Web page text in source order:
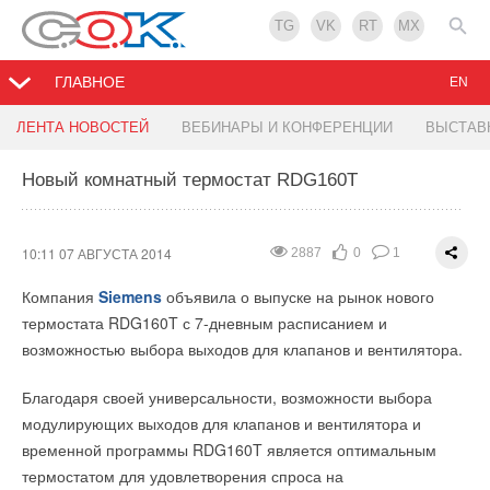
TG VK RT MX
ГЛАВНОЕ
ЛЕНТА НОВОСТЕЙ ВЕБИНАРЫ И КОНФЕРЕНЦИИ
EN
Новый комнатный термостат RDG160T
2887 0 1
10:11 07 АВГУСТА 2014
Компания Siemens объявила о выпуске на рынок нового
термостата RDG160T с 7-дневным расписанием и
возможностью выбора выходов для клапанов и вентилятора.
Благодаря своей универсальности, возможности выбора
модулирующих выходов для клапанов и вентилятора и
временной программы RDG160T является оптимальным
термостатом для удовлетворения спроса на
Расширение ассортимента VALTEC
1951
09:58 07 АВГУСТА 2014
ручным балансировочным клапаном VT.054. Он
отдельных контуров или ветвей (стояков) систем водяного
отопления. Кроме систем отопления, новинка может
использоваться в системах водоснабжения для ограничения
рециркуляционных трубопроводов ГВС.
Получение требуемого перепада давления на
балансировочном клапане достигается путем изменения
Новые стальные панельные радиаторы
1943 0 0
17:22 06 АВГУСТА 2014
С осени 2014 годаBuderus
предложит обновленные
Новинка стала мощнее, + 2,36% (средние показатели по
сравнению со старыми моделями, согласно EN 442).
более надежном исполнении. Фирменный логотип Buderus
стал более заметен и находится на верхней части
радиатора. Упаковка радиаторов имеет дополнительный
картон в верхней и нижней части, что позволяет обеспечить